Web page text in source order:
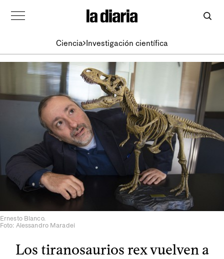
Ciencia Investigación científica
Ernesto Blanco.
Foto: Alessandro Maradei
Los tiranosaurios rex vuelven a